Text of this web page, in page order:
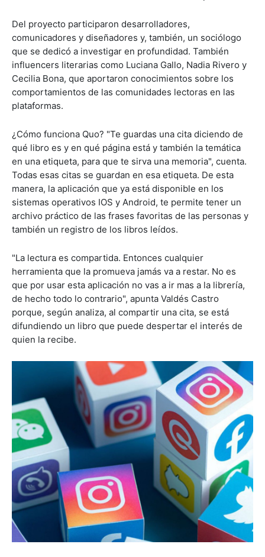
Del proyecto participaron desarrolladores,
comunicadores y diseñadores y, también, un sociólogo
que se dedicó a investigar en profundidad. También
influencers literarias como Luciana Gallo, Nadia Rivero y
Cecilia Bona, que aportaron conocimientos sobre los
comportamientos de las comunidades lectoras en las
plataformas.
¿Cómo funciona Quo? "Te guardas una cita diciendo de
qué libro es y en qué página está y también la temática
en una etiqueta, para que te sirva una memoria", cuenta.
Todas esas citas se guardan en esa etiqueta. De esta
manera, la aplicación que ya está disponible en los
sistemas operativos IOS y Android, te permite tener un
archivo práctico de las frases favoritas de las personas y
también un registro de los libros leídos.
"La lectura es compartida. Entonces cualquier
herramienta que la promueva jamás va a restar. No es
que por usar esta aplicación no vas a ir mas a la librería,
de hecho todo lo contrario", apunta Valdés Castro
porque, según analiza, al compartir una cita, se está
difundiendo un libro que puede despertar el interés de
quien la recibe.